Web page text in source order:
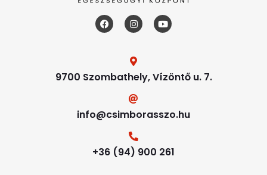
9700 Szombathely, Vízöntő u. 7.
info@csimborasszo.hu
+36 (94) 900 261